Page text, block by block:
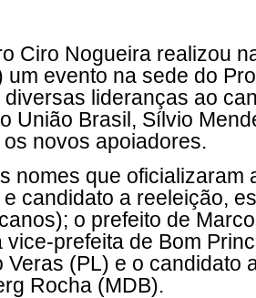
Ciro Nogueira realizou
um evento na sede do
diversas lideranças ao
União Brasil, Sílvio
novos apoiadores.
nomes que oficializaram
candidato a reeleição,
o prefeito de
vice-prefeita de Bom
Veras (PL) e o candidato
Rocha (MDB).